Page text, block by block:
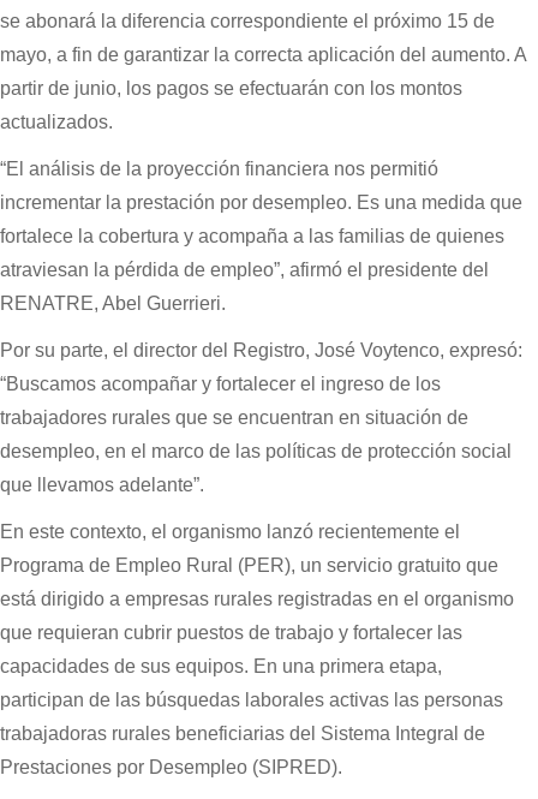
se abonará la diferencia correspondiente el próximo 15 de
mayo, a fin de garantizar la correcta aplicación del aumento. A
partir de junio, los pagos se efectuarán con los montos
actualizados.
“El análisis de la proyección financiera nos permitió
incrementar la prestación por desempleo. Es una medida que
fortalece la cobertura y acompaña a las familias de quienes
atraviesan la pérdida de empleo”, afirmó el presidente del
RENATRE, Abel Guerrieri.
Por su parte, el director del Registro, José Voytenco, expresó:
“Buscamos acompañar y fortalecer el ingreso de los
trabajadores rurales que se encuentran en situación de
desempleo, en el marco de las políticas de protección social
que llevamos adelante”.
En este contexto, el organismo lanzó recientemente el
Programa de Empleo Rural (PER), un servicio gratuito que
está dirigido a empresas rurales registradas en el organismo
que requieran cubrir puestos de trabajo y fortalecer las
capacidades de sus equipos. En una primera etapa,
participan de las búsquedas laborales activas las personas
trabajadoras rurales beneficiarias del Sistema Integral de
Prestaciones por Desempleo (SIPRED).